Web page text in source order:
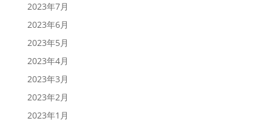
2023年7月
2023年6月
2023年5月
2023年4月
2023年3月
2023年2月
2023年1月